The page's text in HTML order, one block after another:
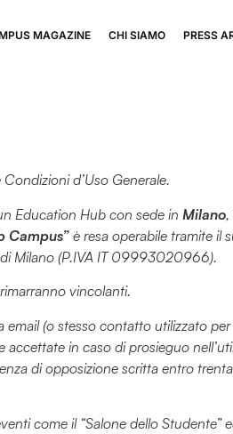
MAGAZINE CHI SIAMO PRESS
d’Uso Generale.
Education Hub con sede in Milano,
Campus”è resa operabile tramite il
Milano (P.IVA IT 09993020966).
vincolanti.
(o stesso contatto utilizzato
in caso di prosieguo
di opposizione scritta entro
come il “Salone dello Studente”